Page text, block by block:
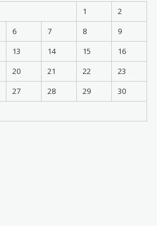
1
2
6 7 8
9
13 14 15
16
20 21 22
23
27 28 29
30